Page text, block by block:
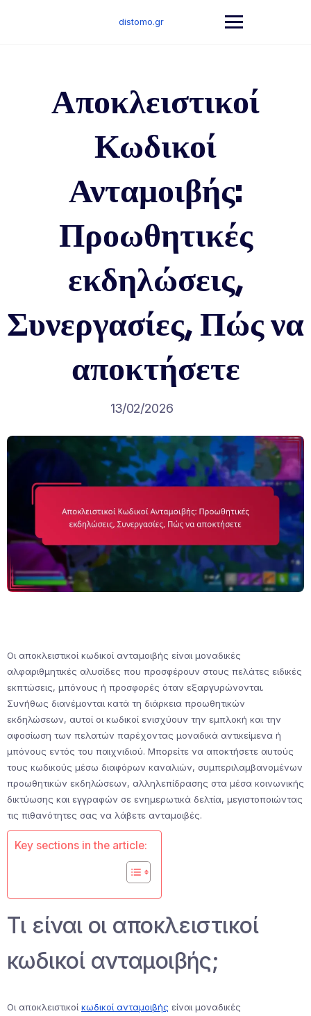
distomo.gr
Αποκλειστικοί
Κωδικοί
Ανταμοιβής:
Προωθητικές
εκδηλώσεις,
Συνεργασίες, Πώς να
αποκτήσετε
13/02/2026
Οι αποκλειστικοί κωδικοί ανταμοιβής είναι μοναδικές
αλφαριθμητικές αλυσίδες που προσφέρουν στους πελάτες ειδικές
εκπτώσεις, μπόνους ή προσφορές όταν εξαργυρώνονται.
Συνήθως διανέμονται κατά τη διάρκεια προωθητικών
εκδηλώσεων, αυτοί οι κωδικοί ενισχύουν την εμπλοκή και την
αφοσίωση των πελατών παρέχοντας μοναδικά αντικείμενα ή
μπόνους εντός του παιχνιδιού. Μπορείτε να αποκτήσετε αυτούς
τους κωδικούς μέσω διαφόρων καναλιών, συμπεριλαμβανομένων
προωθητικών εκδηλώσεων, αλληλεπίδρασης στα μέσα κοινωνικής
δικτύωσης και εγγραφών σε ενημερωτικά δελτία, μεγιστοποιώντας
τις πιθανότητες σας να λάβετε ανταμοιβές.
Key sections in the article:
Τι είναι οι αποκλειστικοί
κωδικοί ανταμοιβής;
Οι αποκλειστικοί κωδικοί ανταμοιβής είναι μοναδικές